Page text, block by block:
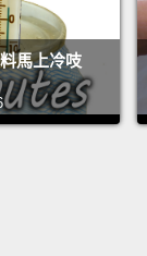
馬上冷吱